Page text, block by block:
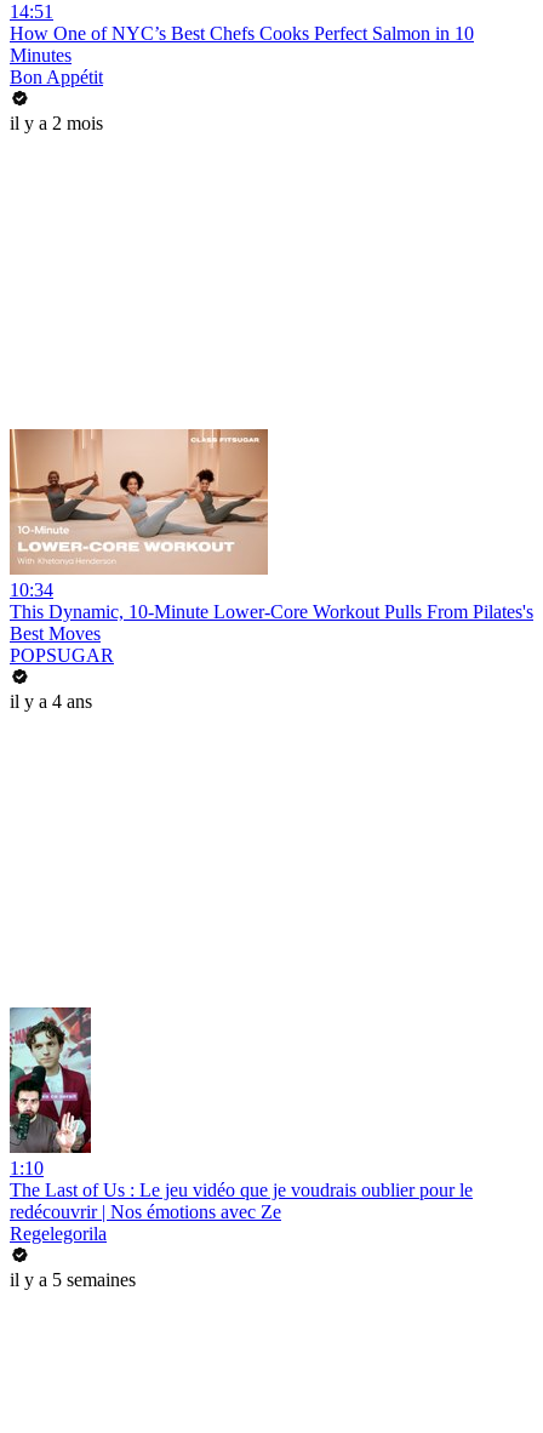
14:51
How One of NYC’s Best Chefs Cooks Perfect Salmon in 10
Minutes
Bon Appétit
il y a 2 mois
10:34
This Dynamic, 10-Minute Lower-Core Workout Pulls From Pilates's
Best Moves
POPSUGAR
il y a 4 ans
1:10
The Last of Us : Le jeu vidéo que je voudrais oublier pour le
redécouvrir | Nos émotions avec Ze
Regelegorila
il y a 5 semaines